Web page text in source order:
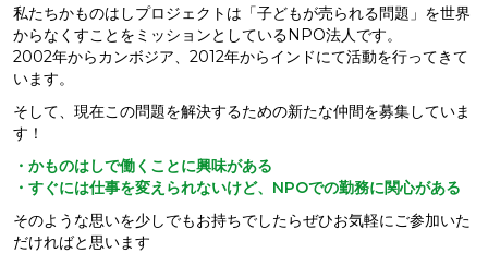
私たちかものはしプロジェクトは「子どもが売られる問題」を世界
からなくすことをミッションとしているNPO法人です。
2002年からカンボジア、2012年からインドにて活動を行ってきて
います。
そして、現在この問題を解決するための新たな仲間を募集していま
す！
・かものはしで働くことに興味がある
・すぐには仕事を変えられないけど、NPOでの勤務に関心がある
そのような思いを少しでもお持ちでしたらぜひお気軽にご参加いた
だければと思います